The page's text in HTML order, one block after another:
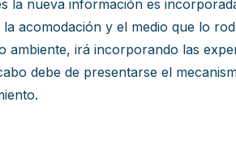
la nueva información es
acomodación y el medio que lo
irá incorporando las
debe de presentarse el